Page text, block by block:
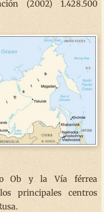
(2002) 1.428.500
Ob y la Vía férrea
principales centros